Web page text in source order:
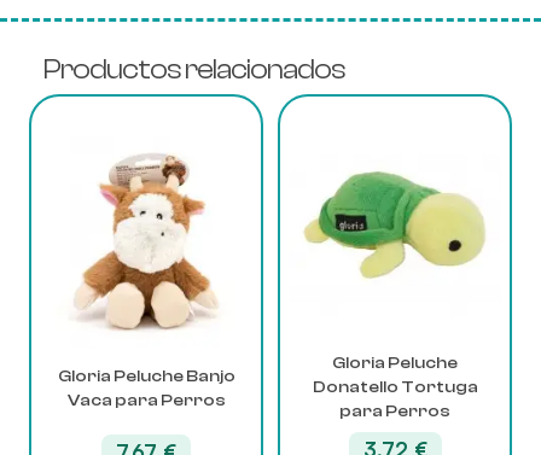
Productos relacionados
Gloria Peluche Banjo
Vaca para Perros
Gloria Peluche
Donatello Tortuga
para Perros
3,72 €